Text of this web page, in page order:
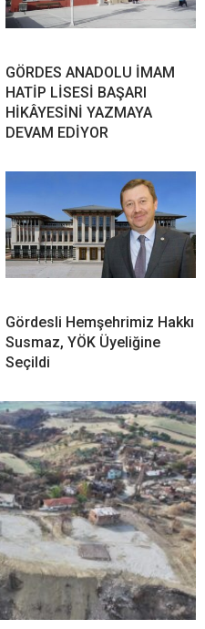
GÖRDES ANADOLU İMAM
HATİP LİSESİ BAŞARI
HİKÂYESİNİ YAZMAYA
DEVAM EDİYOR
Gördesli Hemşehrimiz Hakkı
Susmaz, YÖK Üyeliğine
Seçildi